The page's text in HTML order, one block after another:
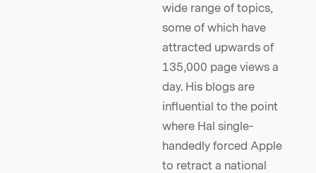
wide range of topics,
some of which have
attracted upwards of
135,000 page views a
day. His blogs are
influential to the point
where Hal single-
handedly forced Apple
to retract a national